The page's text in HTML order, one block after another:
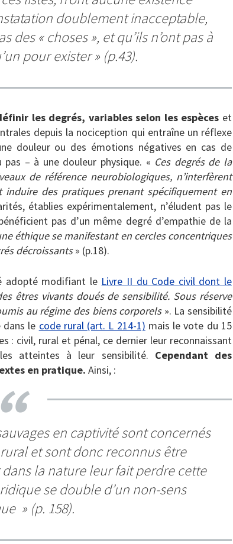
doublement inacceptable,
« choses », et qu’ils n’ont pas à
pour exister» (p.43).
les degrés, variables selon les espèces et
depuis la nociception qui entraîne un réflexe
douleur ou des émotions négatives en cas de
– à une douleur physique. « Ces degrés de la
de référence neurobiologiques, n’interfèrent
des pratiques prenant spécifiquement en
établies expérimentalement, n’éludent pas le
pas d’un même degré d’empathie de la
éthique se manifestant en cercles concentriques
décroissants» (p.18).
adopté modifiant le Livre II du Code civil dont le
êtres vivants doués de sensibilité. Sous réserve
au régime des biens corporels ». La sensibilité
le code rural (art. L 214-1) mais le vote du 15
: civil, rural et pénal, ce dernier leur reconnaissant
atteintes à leur sensibilité. Cependant des
en pratique. Ainsi, :
en captivité sont concernés
et sont donc reconnus être
la nature leur fait perdre cette
se double d’un non-sens
» (p. 158).